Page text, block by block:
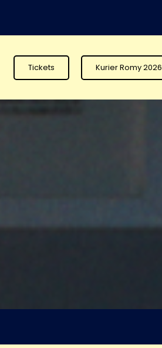
Tickets Kurier Romy 2026